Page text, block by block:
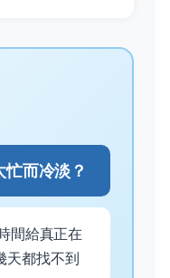
而冷淡？
間給真正在
天都找不到